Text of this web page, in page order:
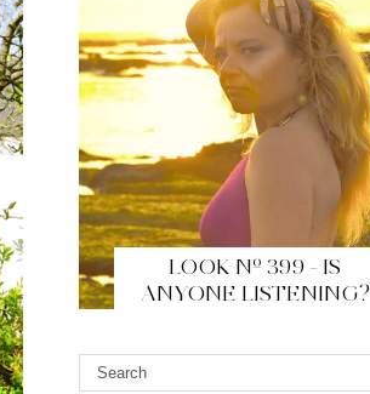
LOOK Nº 399 - IS
ANYONE LISTENING?